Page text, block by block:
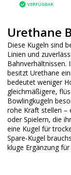
VERFÜGBAR
Urethane
Diese Kugeln sind
Linien und
Bahnverhältnissen.
besitzt Urethane
bedeutet weniger
gleichmäßigere,
Bowlingkugeln
rohe Kraft stellen –
oder Spielern, die
eine Kugel für
Spare-Kugel
kluge Ergänzung